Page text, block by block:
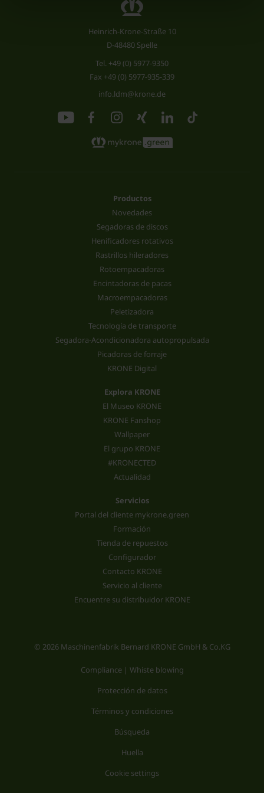
Heinrich-Krone-Straße 10
D-48480 Spelle
Tel. +49 (0) 5977-9350
Fax +49 (0) 5977-935-339
info.ldm@krone.de
Productos
Novedades
Segadoras de discos
Henificadores rotativos
Rastrillos hileradores
Rotoempacadoras
Encintadoras de pacas
Macroempacadoras
Peletizadora
Tecnología de transporte
Segadora-Acondicionadora autopropulsada
Picadoras de forraje
KRONE Digital
Explora KRONE
El Museo KRONE
KRONE Fanshop
Wallpaper
El grupo KRONE
#KRONECTED
Actualidad
Servicios
Portal del cliente mykrone.green
Formación
Tienda de repuestos
Configurador
Contacto KRONE
Servicio al cliente
Encuentre su distribuidor KRONE
© 2026 Maschinenfabrik Bernard KRONE GmbH & Co.KG
Compliance | Whiste blowing
Protección de datos
Términos y condiciones
Búsqueda
Huella
Cookie settings